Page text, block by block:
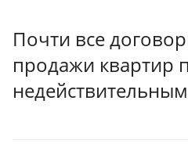
Почти все
продажи квартир